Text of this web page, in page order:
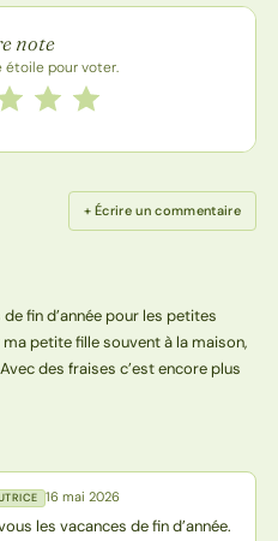
note
étoile pour voter.
recette de 1 à 5 étoiles
5 étoiles
4 étoiles
3 étoiles
+ Écrire un commentaire
fin d’année pour les petites
petite fille souvent à la maison,
des fraises c’est encore plus
16 mai 2026
les vacances de fin d’année.